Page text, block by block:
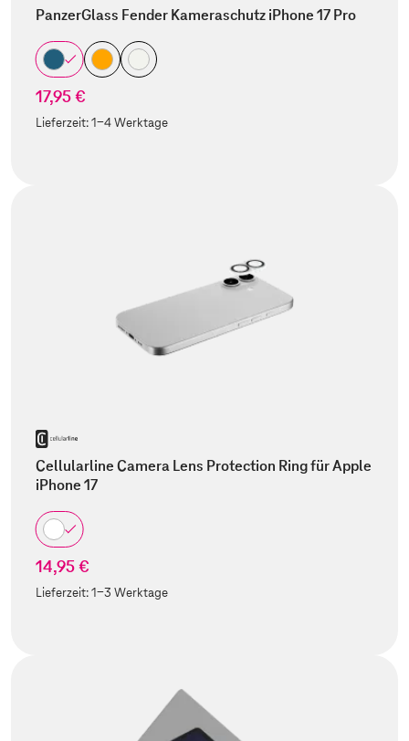
PanzerGlass Fender Kameraschutz iPhone 17 Pro
17,95 €
Lieferzeit:1-4 Werktage
Cellularline Camera Lens Protection Ring für Apple
iPhone 17
14,95 €
Lieferzeit:1-3 Werktage